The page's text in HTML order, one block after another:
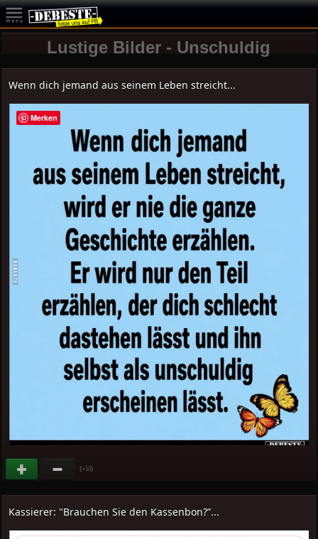
Lustige Bilder - Unschuldig
Wenn dich jemand aus seinem Leben streicht...
(+10)
Kassierer: "Brauchen Sie den Kassenbon?”...
Merken